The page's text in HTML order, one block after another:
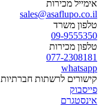
אימייל מכירות
sales@asaflupo.co.il
טלפון משרד
09-9555350
טלפון מכירות
077-2308181
whatsapp
קישורים לרשתות חברתיות
פייסבוק
אינסטגרם